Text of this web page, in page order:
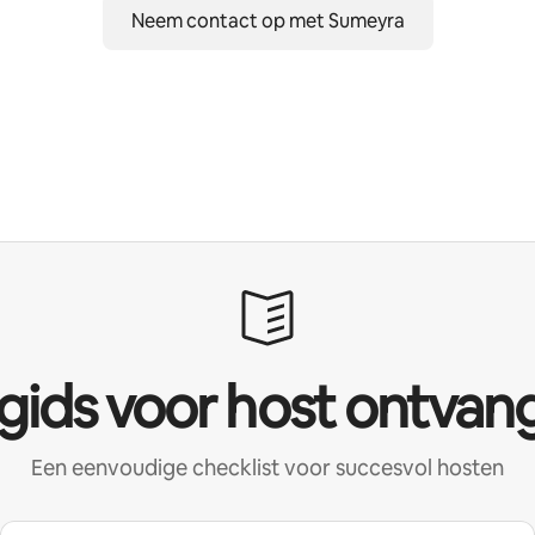
Neem contact op met Sumeyra
voor host
Een eenvoudige checklist voor succesvol hosten